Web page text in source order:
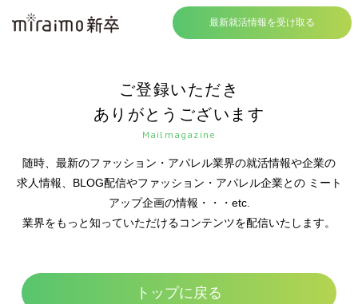
最新就活情報を受け取る
ご登録いただき
ありがとうございます
Mailmagazine
随時、最新のファッション・アパレル業界の就活情報や企業の
求人情報、BLOG配信やファッション・アパレル企業とのミート
アップ企画の情報・・・etc.
業界をもっと知っていただけるコンテンツを配信いたします。
トップに戻る